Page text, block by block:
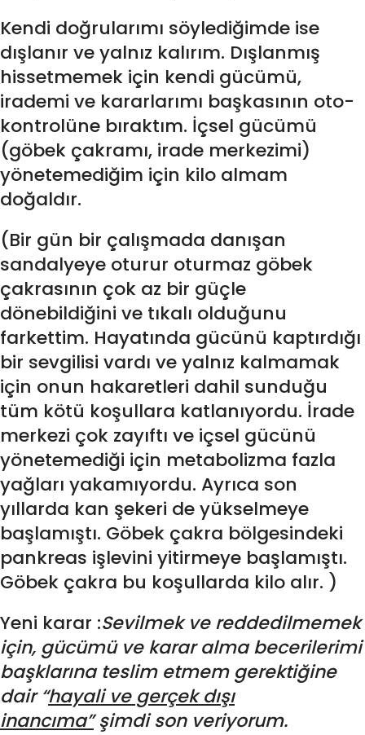
Kendi doğrularımı söylediğimde ise
dışlanır ve yalnız kalırım. Dışlanmış
hissetmemek için kendi gücümü,
irademi ve kararlarımı başkasının oto-
kontrolüne bıraktım. İçsel gücümü
(göbek çakramı, irade merkezimi)
yönetemediğim için kilo almam
doğaldır.
(Bir gün bir çalışmada danışan
sandalyeye oturur oturmaz göbek
çakrasının çok az bir güçle
dönebildiğini ve tıkalı olduğunu
farkettim. Hayatında gücünü kaptırdığı
bir sevgilisi vardı ve yalnız kalmamak
için onun hakaretleri dahil sunduğu
tüm kötü koşullara katlanıyordu. İrade
merkezi çok zayıftı ve içsel gücünü
yönetemediği için metabolizma fazla
yağları yakamıyordu. Ayrıca son
yıllarda kan şekeri de yükselmeye
başlamıştı. Göbek çakra bölgesindeki
pankreas işlevini yitirmeye başlamıştı.
Göbek çakra bu koşullarda kilo alır. )
Yeni karar :Sevilmek ve reddedilmemek
için, gücümü ve karar alma becerilerimi
başklarına teslim etmem gerektiğine
dair “hayali ve gerçek dışı
inancıma”şimdi son veriyorum.